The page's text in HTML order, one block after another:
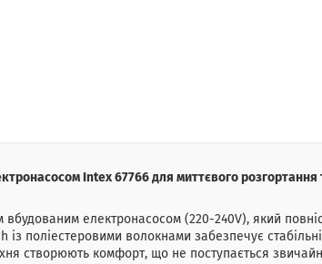
Intex 67766 для миттєвого розгортання
електронасосом (220-240V), який
із поліестеровими волокнами забезпечує
створюють комфорт, що не поступається